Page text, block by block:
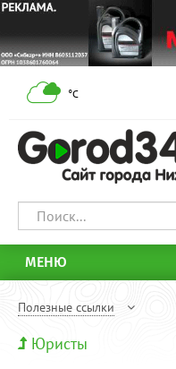
°С
МЕНЮ
Полезные ссылки
Юристы